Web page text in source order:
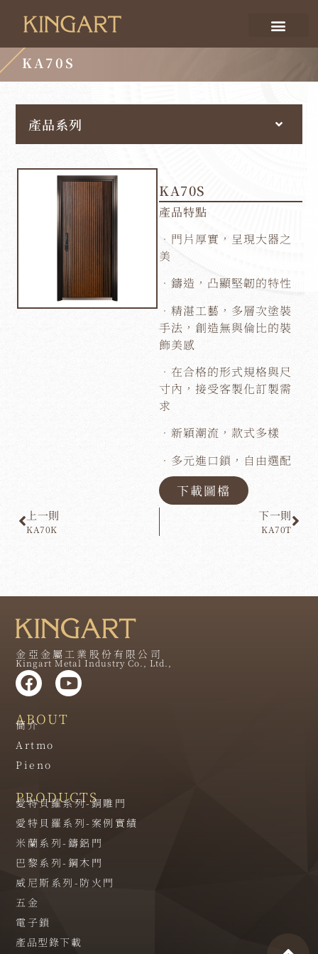
KA70S
產品系列
KA70S
產品特點
．門片厚實，呈現大器之
美
．鑄造，凸顯堅韌的特性
．精湛工藝，多層次塗裝
手法，創造無與倫比的裝
飾美感
．在合格的形式規格與尺
寸內，接受客製化訂製需
求
．新穎潮流，款式多樣
．多元進口鎖，自由選配
下載圖檔
上一則
KA70K
下一則
KA70T
金亞金屬工業股份有限公司
Kingart Metal Industry Co., Ltd.,
ABOUT
簡介
Artmo
Pieno
PRODUCTS
愛特貝羅系列-銅雕門
愛特貝羅系列-案例實績
米蘭系列-鑄鋁門
巴黎系列-鋼木門
威尼斯系列-防火門
五金
電子鎖
產品型錄下載